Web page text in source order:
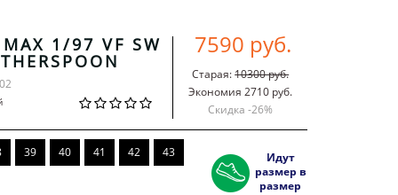
1/97 VF SW 7590 руб.
Старая:10300 руб.
Экономия 2710 руб.
Скидка -26%
39 40 41 42 43
Идут
размер в
размер